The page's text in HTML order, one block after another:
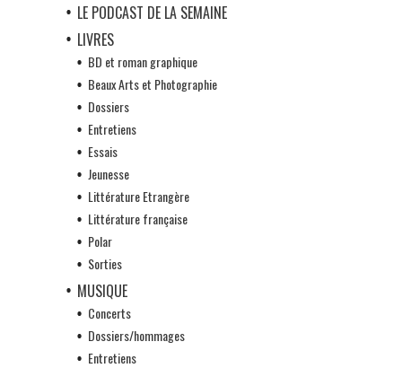
LE PODCAST DE LA SEMAINE
LIVRES
BD et roman graphique
Beaux Arts et Photographie
Dossiers
Entretiens
Essais
Jeunesse
Littérature Etrangère
Littérature française
Polar
Sorties
MUSIQUE
Concerts
Dossiers/hommages
Entretiens